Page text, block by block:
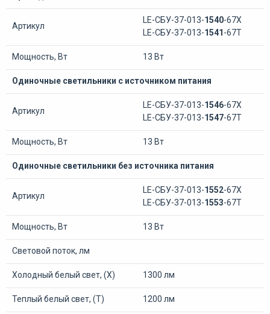
Артикул
LE-СБУ-37-013-1540-67Х
LE-СБУ-37-013-1541 -67Т
Мощность, Вт 13 Вт
Одиночные светильники с источником питания
Артикул
LE-СБУ-37-013-1546-67Х
LE-СБУ-37-013-1547-67Т
Мощность, Вт 13 Вт
Одиночные светильники без источника питания
Артикул
LE-СБУ-37-013-1552-67Х
LE-СБУ-37-013-1553-67Т
Мощность, Вт 13 Вт
Световой поток, лм
Холодный белый свет, (Х) 1300 лм
Теплый белый свет, (Т) 1200 лм